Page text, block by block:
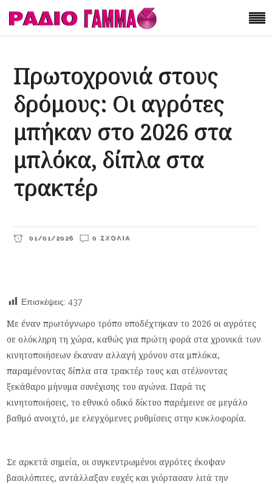
Πρωτοχρονιά στους
δρόμους: Οι αγρότες
μπήκαν στο 2026 στα
μπλόκα, δίπλα στα
τρακτέρ
01/01/2026 0 ΣΧΌΛΙΑ
Επισκέψεις: 437
Με έναν πρωτόγνωρο τρόπο υποδέχτηκαν το 2026 οι αγρότες
σε ολόκληρη τη χώρα, καθώς για πρώτη φορά στα χρονικά των
κινητοποιήσεων έκαναν αλλαγή χρόνου στα μπλόκα,
παραμένοντας δίπλα στα τρακτέρ τους και στέλνοντας
ξεκάθαρο μήνυμα συνέχισης του αγώνα. Παρά τις
κινητοποιήσεις, το εθνικό οδικό δίκτυο παρέμεινε σε μεγάλο
βαθμό ανοιχτό, με ελεγχόμενες ρυθμίσεις στην κυκλοφορία.
Σε αρκετά σημεία, οι συγκεντρωμένοι αγρότες έκοψαν
βασιλόπιτες, αντάλλαξαν ευχές και γιόρτασαν λιτά την